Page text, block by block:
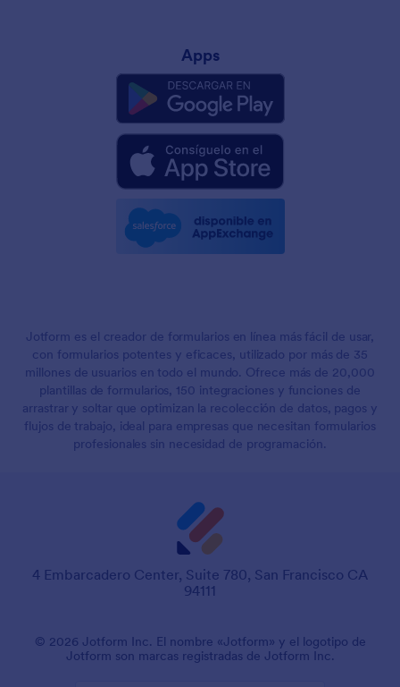
Apps
Jotform es el creador de formularios en línea más fácil de usar,
con formularios potentes y eficaces, utilizado por más de 35
millones de usuarios en todo el mundo. Ofrece más de 20,000
plantillas de formularios, 150 integraciones y funciones de
arrastrar y soltar que optimizan la recolección de datos, pagos y
flujos de trabajo, ideal para empresas que necesitan formularios
profesionales sin necesidad de programación.
4 Embarcadero Center, Suite 780, San Francisco CA
94111
© 2026 Jotform Inc. El nombre «Jotform» y el logotipo de
Jotform son marcas registradas de Jotform Inc.